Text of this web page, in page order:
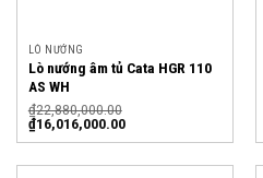
LÒ NƯỚNG
Lò nướng âm tủ Cata HGR 110
AS WH
₫22,880,000.00
₫16,016,000.00